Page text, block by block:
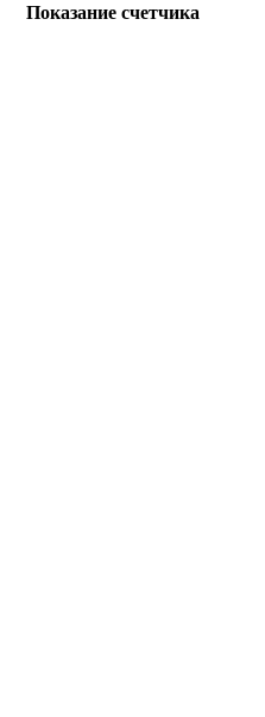
Показание счетчика